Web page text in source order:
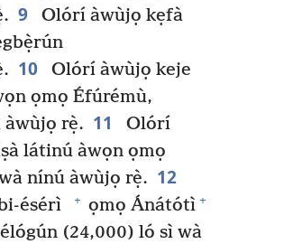
9
Olórí àwùjọ kẹfà
10
Olórí àwùjọ keje
ọmọ Éfúrémù,
rẹ̀. 11
Olórí
látinú àwọn ọmọ
nínú àwùjọ rẹ̀. 12
ésérì + ọmọ Ánátótì +
(24,000) ló sì wà